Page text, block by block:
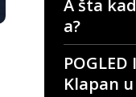
A šta
a?
POGLED
Klapan